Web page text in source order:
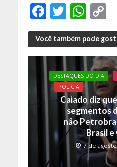
F
ac
e
b
o
o
k
T
w
itt
er
W
h
at
s
A
p
p
C
o
p
y
n
k
Você também pode
DESTAQUES DO DIA
POLICIA
Caiado diz
segmentos
não
Brasil e
7 de